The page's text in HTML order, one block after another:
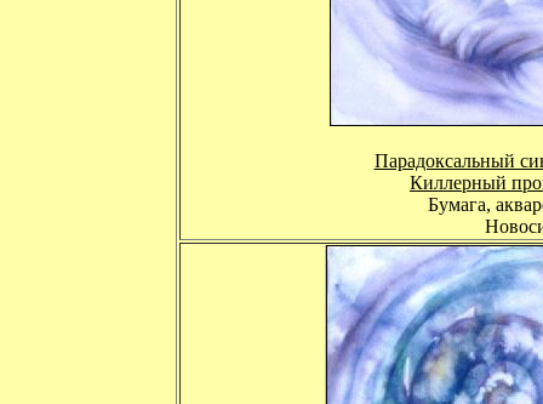
Парадоксальный
Киллерный
Бумага,